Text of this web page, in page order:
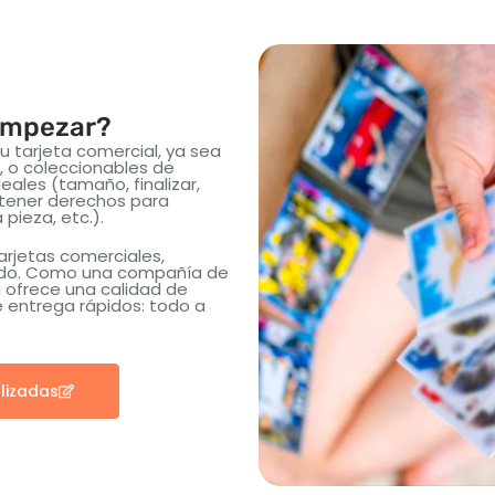
tarjeta comercial, ya sea
o coleccionables de
(tamaño, finalizar,
derechos para
pieza, etc.).
comerciales,
Como una compañía de
ofrece una calidad de
entrega rápidos: todo a